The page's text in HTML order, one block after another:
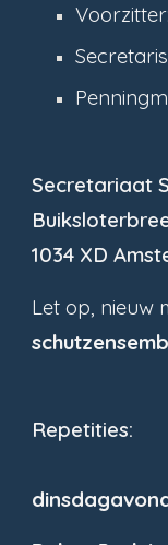
Secretariaat
1034 XD
Let op, nieuw
Repetities: